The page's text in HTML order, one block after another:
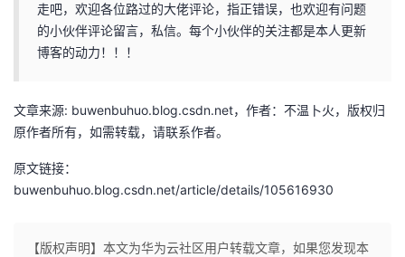
走吧，欢迎各位路过的大佬评论，指正错误，也欢迎有问题
的小伙伴评论留言，私信。每个小伙伴的关注都是本人更新
博客的动力！！！
文章来源: buwenbuhuo.blog.csdn.net，作者：不温卜火，版权归
原作者所有，如需转载，请联系作者。
原文链接：
buwenbuhuo.blog.csdn.net/article/details/105616930
【版权声明】本文为华为云社区用户转载文章，如果您发现本